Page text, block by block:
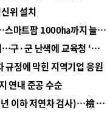
위 설치
■ 경남 농정 비전 ‘잘 사는 농촌’…스마트팜 1000㏊까지 늘린다
■ 교육혁신선도지 공모 코앞인데…구·군 난색에 교육청 ‘쩔쩔’
정에 막힌 지역기업 응원
연내 준공 수순
■ 검사 신분 버리고 직급하향(10년 이하 저연차 검사)…檢 중수청행 기피